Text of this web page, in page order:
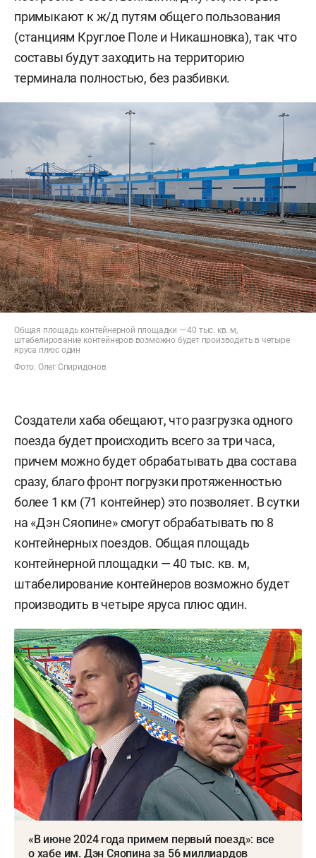
примыкают к ж/д путям общего пользования
(станциям Круглое Поле и Никашновка), так что
составы будут заходить на территорию
терминала полностью, без разбивки.
Общая площадь контейнерной площадки — 40 тыс. кв. м,
штабелирование контейнеров возможно будет производить в четыре
яруса плюс один
Фото: Олег Спиридонов
Создатели хаба обещают, что разгрузка одного
поезда будет происходить всего за три часа,
причем можно будет обрабатывать два состава
сразу, благо фронт погрузки протяженностью
более 1 км (71 контейнер) это позволяет. В сутки
на «Дэн Сяопине» смогут обрабатывать по 8
контейнерных поездов. Общая площадь
контейнерной площадки — 40 тыс. кв. м,
штабелирование контейнеров возможно будет
производить в четыре яруса плюс один.
«В июне 2024 года примем первый поезд»: все
о хабе им. Дэн Сяопина за 56 миллиардов